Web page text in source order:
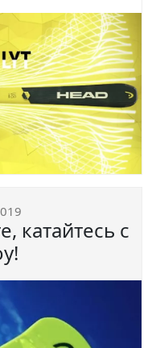
катайтесь с